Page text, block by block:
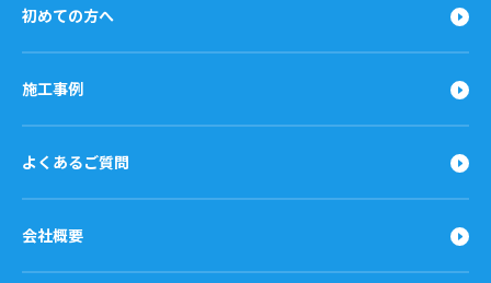
初めての方へ
施工事例
よくあるご質問
会社概要